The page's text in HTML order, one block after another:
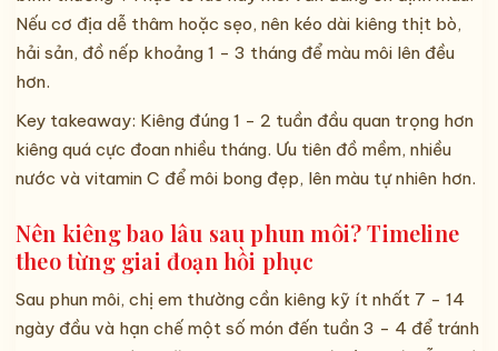
Nếu cơ địa dễ thâm hoặc sẹo, nên kéo dài kiêng thịt bò,
hải sản, đồ nếp khoảng 1 - 3 tháng để màu môi lên đều
hơn.
Key takeaway: Kiêng đúng 1 - 2 tuần đầu quan trọng hơn
kiêng quá cực đoan nhiều tháng. Ưu tiên đồ mềm, nhiều
nước và vitamin C để môi bong đẹp, lên màu tự nhiên hơn.
Nên kiêng bao lâu sau phun môi? Timeline
theo từng giai đoạn hồi phục
Sau phun môi, chị em thường cần kiêng kỹ ít nhất 7 - 14
ngày đầu và hạn chế một số món đến tuần 3 - 4 để tránh